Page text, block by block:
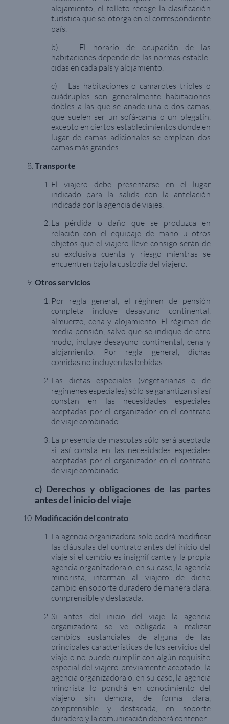
alojamiento, el folleto recoge la clasificación
turística que se otorga en el correspondiente
país.
b) El horario de ocupación de las
habitaciones depende de las normas estable-
cidas en cada país y alojamiento.
c) Las habitaciones o camarotes triples o
cuádruples son generalmente habitaciones
dobles a las que se añade una o dos camas,
que suelen ser un sofá-cama o un plegatín,
excepto en ciertos establecimientos donde en
lugar de camas adicionales se emplean dos
camas más grandes.
Transporte
El viajero debe presentarse en el lugar
indicado para la salida con la antelación
indicada por la agencia de viajes.
La pérdida o daño que se produzca en
relación con el equipaje de mano u otros
objetos que el viajero lleve consigo serán de
su exclusiva cuenta y riesgo mientras se
encuentren bajo la custodia del viajero.
Otros servicios
Por regla general, el régimen de pensión
completa incluye desayuno continental,
almuerzo, cena y alojamiento. El régimen de
media pensión, salvo que se indique de otro
modo, incluye desayuno continental, cena y
alojamiento. Por regla general, dichas
comidas no incluyen las bebidas.
Las dietas especiales (vegetarianas o de
regímenes especiales) sólo se garantizan si así
constan en las necesidades especiales
aceptadas por el organizador en el contrato
de viaje combinado.
La presencia de mascotas sólo será aceptada
si así consta en las necesidades especiales
aceptadas por el organizador en el contrato
de viaje combinado.
c) Derechos y obligaciones de las partes
antes del inicio del viaje
Modificación del contrato
La agencia organizadora sólo podrá modificar
las cláusulas del contrato antes del inicio del
viaje si el cambio es insignificante y la propia
agencia organizadora o, en su caso, la agencia
minorista, informan al viajero de dicho
cambio en soporte duradero de manera clara,
comprensible y destacada.
Si antes del inicio del viaje la agencia
organizadora se ve obligada a realizar
cambios sustanciales de alguna de las
principales características de los servicios del
viaje o no puede cumplir con algún requisito
especial del viajero previamente aceptado, la
agencia organizadora o, en su caso, la agencia
minorista lo pondrá en conocimiento del
viajero sin demora, de forma clara,
comprensible y destacada, en soporte
duradero y la comunicación deberá contener: